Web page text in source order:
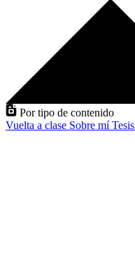
Por tipo de contenido
Vuelta a clase Sobre míTesis